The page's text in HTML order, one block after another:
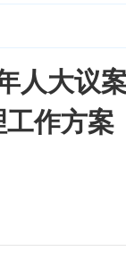
人大议
作方案